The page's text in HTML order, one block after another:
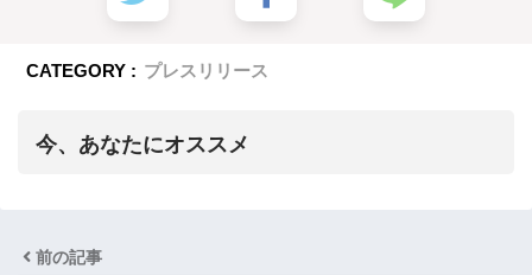
CATEGORY : プレスリリース
今、あなたにオススメ
前の記事